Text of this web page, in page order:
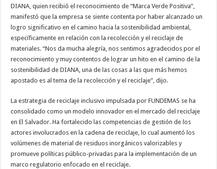
DIANA, quien recibió el reconocimiento de “Marca Verde Positiva”,
manifestó que la empresa se siente contenta por haber alcanzado un
logro significativo en el camino hacia la sostenibilidad ambiental,
específicamente en relación con la recolección y el reciclaje de
materiales. “Nos da mucha alegría, nos sentimos agradecidos por el
reconocimiento y muy contentos de lograr un hito en el camino de la
sostenibilidad de DIANA, una de las cosas a las que más hemos
apostado es al tema de la recolección y el reciclaje”, dijo.
La estrategia de reciclaje inclusivo impulsada por FUNDEMAS se ha
consolidado como un modelo innovador en el mercado del reciclaje
en El Salvador. Ha fortalecido las competencias de gestión de los
actores involucrados en la cadena de reciclaje, lo cual aumentó los
volúmenes de material de residuos inorgánicos valorizables y
promueve políticas público-privadas para la implementación de un
marco regulatorio enfocado en el reciclaje.